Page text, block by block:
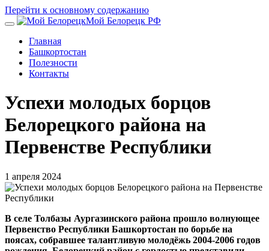
Перейти к основному содержанию
Мой Белорецк РФ
Главная
Башкортостан
Полезности
Контакты
Успехи молодых борцов
Белорецкого района на
Первенстве Республики
1 апреля 2024
В селе Толбазы Аургазинского района прошло волнующее
Первенство Республики Башкортостан по борьбе на
поясах, собравшее талантливую молодёжь 2004-2006 годов